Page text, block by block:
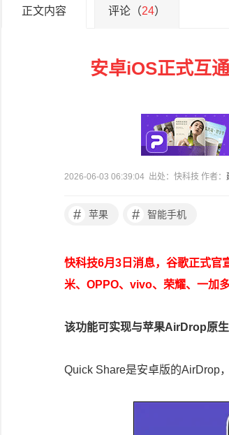
正文内容 评论（24）
安卓iOS正式互
2026-06-03 06:39:04 出处：快科技 作者：
# 苹果 # 智能手机
快科技6月3日消息，谷歌正式
米、OPPO、vivo、荣耀、一加
该功能可实现与苹果AirDrop原
Quick Share是安卓版的AirDrop